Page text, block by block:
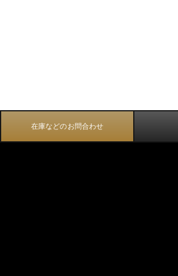
在庫などのお問合わせ